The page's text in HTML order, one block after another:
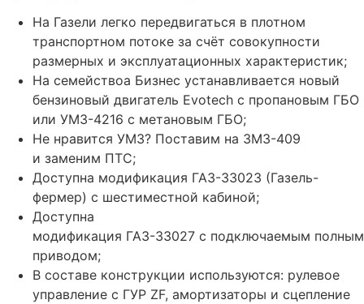
На Газели легко передвигаться в плотном
транспортном потоке за счёт совокупности
размерных и эксплуатационных характеристик;
На семействоа Бизнес устанавливается новый
бензиновый двигатель Evotech с пропановым ГБО
или УМЗ-4216 с метановым ГБО;
Не нравится УМЗ? Поставим на ЗМЗ-409
и заменим ПТС;
Доступна модификация ГАЗ-33023 (Газель-
фермер) с шестиместной кабиной;
Доступна
модификация ГАЗ-33027 с подключаемым полным
приводом;
В составе конструкции используются: рулевое
управление с ГУР ZF, амортизаторы и сцепление